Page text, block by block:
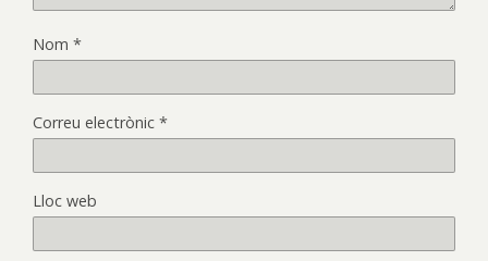
Nom *
Correu electrònic *
Lloc web